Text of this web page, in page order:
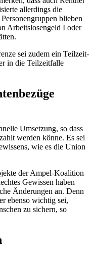
allerdings die
blieben
Arbeitslosengeld I oder
sei zudem ein Teilzeit-
in die Teilzeitfalle
Umsetzung, so dass
werden könne. Es sei
wie es die Union
der Ampel-Koalition
Gewissen haben
Änderungen an. Denn
ebenso wichtig sei,
zu sichern, so